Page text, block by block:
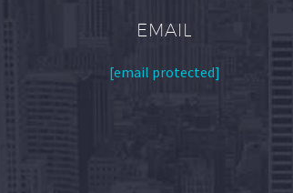
EMAIL
[email protected]